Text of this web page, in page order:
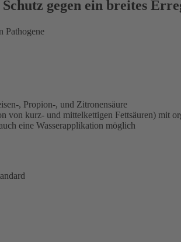
gegen ein breites
Pathogene
, Propion-, und Zitronensäure
kurz- und mittelkettigen Fettsäuren) mit
eine Wasserapplikation möglich